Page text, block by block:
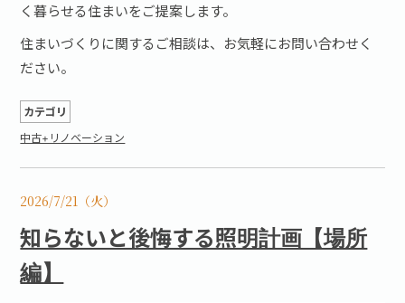
く暮らせる住まいをご提案します。
住まいづくりに関するご相談は、お気軽にお問い合わせく
ださい。
カテゴリ
中古+リノベーション
2026/7/21（火）
知らないと後悔する照明計画【場所
編】